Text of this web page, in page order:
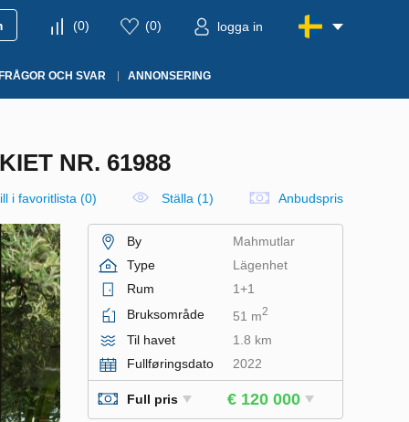
(0) (0) logga in
FRÅGOR OCH SVAR ANNONSERING
NR. 61988
i favoritlista (0) Ställa (1) Anbudspris
By
Mahmutlar
Type
Lägenhet
Rum
1+1
Bruksområde
51 m2
Til havet
1.8 km
Fullføringsdato
2022
Full pris € 120 000